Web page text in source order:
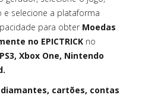
e selecione a plataforma
para obter Moedas
no EPICTRICK no
Xbox One, Nintendo
cartões, contas